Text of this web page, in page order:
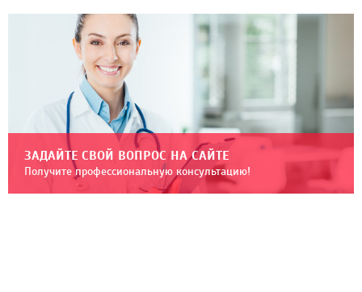
ЗАДАЙТЕ СВОЙ ВОПРОС НА САЙТЕ
Получите профессиональную консультацию!